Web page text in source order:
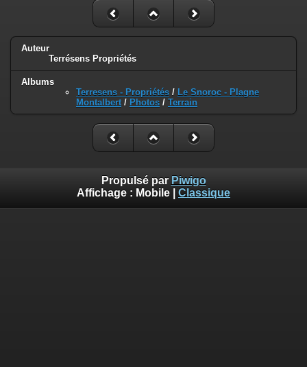
Auteur
Terrésens Propriétés
Albums
Terresens - Propriétés / Le Snoroc - Plagne
Montalbert / Photos / Terrain
Propulsé par Piwigo
Affichage : Mobile Classique